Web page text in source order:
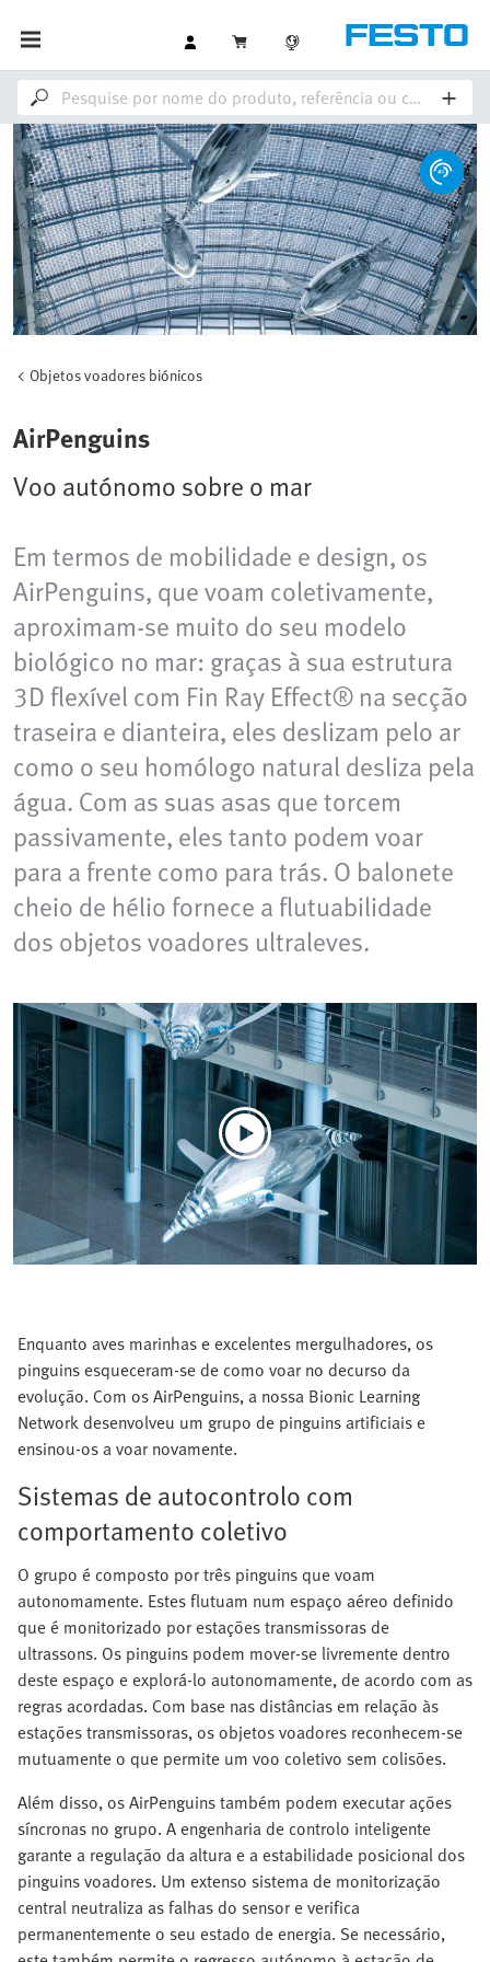
Objetos voadores biónicos
AirPenguins
Voo autónomo sobre o mar
Em termos de mobilidade e design, os
AirPenguins, que voam coletivamente,
aproximam-se muito do seu modelo
biológico no mar: graças à sua estrutura
3D flexível com Fin Ray Effect® na secção
traseira e dianteira, eles deslizam pelo ar
como o seu homólogo natural desliza pela
água. Com as suas asas que torcem
passivamente, eles tanto podem voar
para a frente como para trás. O balonete
cheio de hélio fornece a flutuabilidade
dos objetos voadores ultraleves.
Enquanto aves marinhas e excelentes mergulhadores, os
pinguins esqueceram-se de como voar no decurso da
evolução. Com os AirPenguins, a nossa Bionic Learning
Network desenvolveu um grupo de pinguins artificiais e
ensinou-os a voar novamente.
Sistemas de autocontrolo com
comportamento coletivo
O grupo é composto por três pinguins que voam
autonomamente. Estes flutuam num espaço aéreo definido
que é monitorizado por estações transmissoras de
ultrassons. Os pinguins podem mover-se livremente dentro
deste espaço e explorá-lo autonomamente, de acordo com as
regras acordadas. Com base nas distâncias em relação às
estações transmissoras, os objetos voadores reconhecem-se
mutuamente o que permite um voo coletivo sem colisões.
Além disso, os AirPenguins também podem executar ações
síncronas no grupo. A engenharia de controlo inteligente
garante a regulação da altura e a estabilidade posicional dos
pinguins voadores. Um extenso sistema de monitorização
central neutraliza as falhas do sensor e verifica
permanentemente o seu estado de energia. Se necessário,